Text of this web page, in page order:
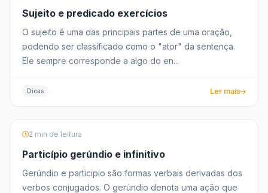
Sujeito e predicado exercícios
O sujeito é uma das principais partes de uma oração,
podendo ser classificado como o "ator" da sentença.
Ele sempre corresponde a algo do en...
Dicas Ler mais
2 min de leitura
Particípio gerúndio e infinitivo
Gerúndio e participio são formas verbais derivadas dos
verbos conjugados. O gerúndio denota uma ação que